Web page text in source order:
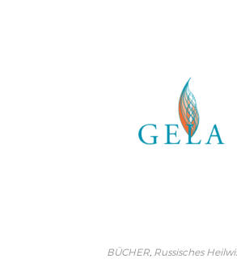
BÜCHER, Russisches